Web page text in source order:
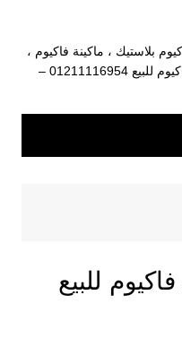
بلاستيك ، ماكينة فاكيوم ،
ماكينة فاكيوم تغليف وسحب الهواء ، فاكيوم للبيع 01211116954 –
للبيع